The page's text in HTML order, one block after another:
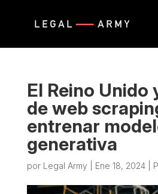
El Reino Unido
de web
entrenar
generativa
por Legal Army Ene 18, 2024|